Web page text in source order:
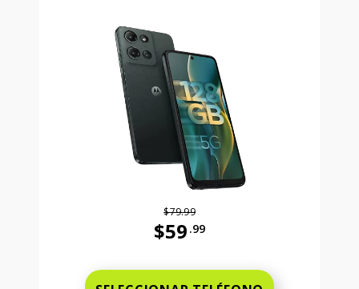
$79.99
$59 .99